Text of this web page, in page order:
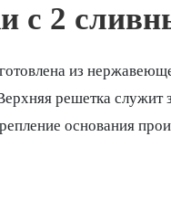
с 2
из
решетка
основания